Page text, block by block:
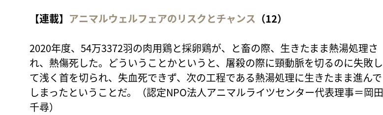
【連載】 アニマルウェルフェアのリスクとチャンス （12）
2020年度、54万3372羽の肉用鶏と採卵鶏が、と畜の際、生きたまま熱湯処理さ
れ、熱傷死した。どういうことかというと、屠殺の際に頸動脈を切るのに失敗し
て浅く首を切られ、失血死できず、次の工程である熱湯処理に生きたまま進んで
しまったということだ。（認定NPO法人アニマルライツセンター代表理事＝岡田
千尋）